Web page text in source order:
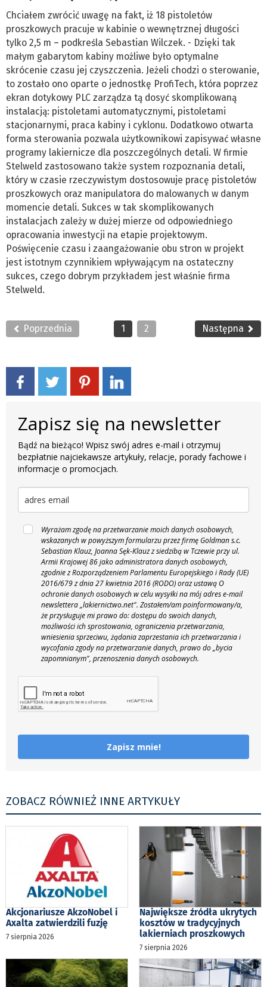
Chciałem zwrócić uwagę na fakt, iż 18 pistoletów
proszkowych pracuje w kabinie o wewnętrznej długości
tylko 2,5 m – podkreśla Sebastian Wilczek. - Dzięki tak
małym gabarytom kabiny możliwe było optymalne
skrócenie czasu jej czyszczenia. Jeżeli chodzi o sterowanie,
to zostało ono oparte o jednostkę ProfiTech, która poprzez
ekran dotykowy PLC zarządza tą dosyć skomplikowaną
instalacją: pistoletami automatycznymi, pistoletami
stacjonarnymi, praca kabiny i cyklonu. Dodatkowo otwarta
forma sterowania pozwala użytkownikowi zapisywać własne
programy lakiernicze dla poszczególnych detali. W firmie
Stelweld zastosowano także system rozpoznania detali,
który w czasie rzeczywistym dostosowuje pracę pistoletów
proszkowych oraz manipulatora do malowanych w danym
momencie detali. Sukces w tak skomplikowanych
instalacjach zależy w dużej mierze od odpowiedniego
opracowania inwestycji na etapie projektowym.
Poświęcenie czasu i zaangażowanie obu stron w projekt
jest istotnym czynnikiem wpływającym na ostateczny
sukces, czego dobrym przykładem jest właśnie firma
Stelweld.
Poprzednia 1 2 Następna
Zapisz się na newsletter
Bądź na bieżąco! Wpisz swój adres e-mail i otrzymuj
bezpłatnie najciekawsze artykuły, relacje, porady fachowe i
informacje o promocjach.
Wyrażam zgodę na przetwarzanie moich danych osobowych,
wskazanych w powyższym formularzu przez firmę Goldman s.c.
Sebastian Klauz, Joanna Sęk-Klauz z siedzibą w Tczewie przy ul.
Armii Krajowej 86 jako administratora danych osobowych,
zgodnie z Rozporządzeniem Parlamentu Europejskiego i Rady (UE)
2016/679 z dnia 27 kwietnia 2016 (RODO) oraz ustawą O
ochronie danych osobowych w celu wysyłki na mój adres e-mail
newslettera „lakiernictwo.net". Zostałem/am poinformowany/a,
że przysługuje mi prawo do: dostępu do swoich danych,
możliwości ich sprostowania, ograniczenia przetwarzania,
wniesienia sprzeciwu, żądania zaprzestania ich przetwarzania i
wycofania zgody na przetwarzanie danych, prawo do „bycia
zapomnianym", przenoszenia danych osobowych.
Zapisz mnie!
ZOBACZ RÓWNIEŻ INNE ARTYKUŁY
Akcjonariusze AkzoNobel i
Axalta zatwierdzili fuzję
7 sierpnia 2026
Największe źródła ukrytych
kosztów w tradycyjnych
lakierniach proszkowych
7 sierpnia 2026